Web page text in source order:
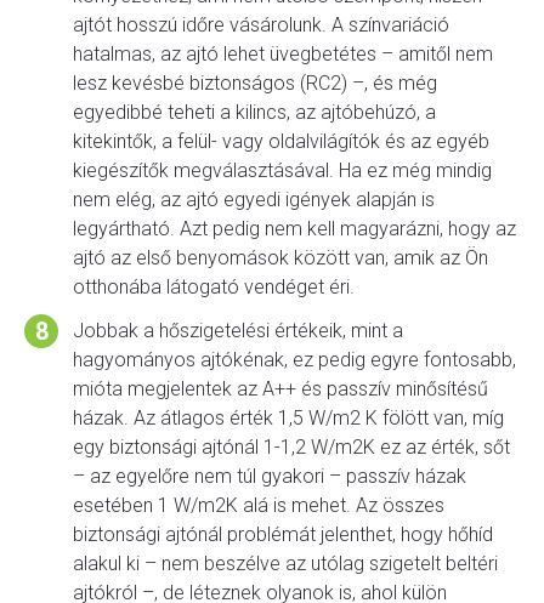
ajtót hosszú időre vásárolunk. A színvariáció
hatalmas, az ajtó lehet üvegbetétes – amitől nem
lesz kevésbé biztonságos (RC2) –, és még
egyedibbé teheti a kilincs, az ajtóbehúzó, a
kitekintők, a felül- vagy oldalvilágítók és az egyéb
kiegészítők megválasztásával. Ha ez még mindig
nem elég, az ajtó egyedi igények alapján is
legyártható. Azt pedig nem kell magyarázni, hogy az
ajtó az első benyomások között van, amik az Ön
otthonába látogató vendéget éri.
Jobbak a hőszigetelési értékeik, mint a
hagyományos ajtókénak, ez pedig egyre fontosabb,
mióta megjelentek az A++ és passzív minősítésű
házak. Az átlagos érték 1,5 W/m2 K fölött van, míg
egy biztonsági ajtónál 1-1,2 W/m2K ez az érték, sőt
– az egyelőre nem túl gyakori – passzív házak
esetében 1 W/m2K alá is mehet. Az összes
biztonsági ajtónál problémát jelenthet, hogy hőhíd
alakul ki – nem beszélve az utólag szigetelt beltéri
ajtókról –, de léteznek olyanok is, ahol külön